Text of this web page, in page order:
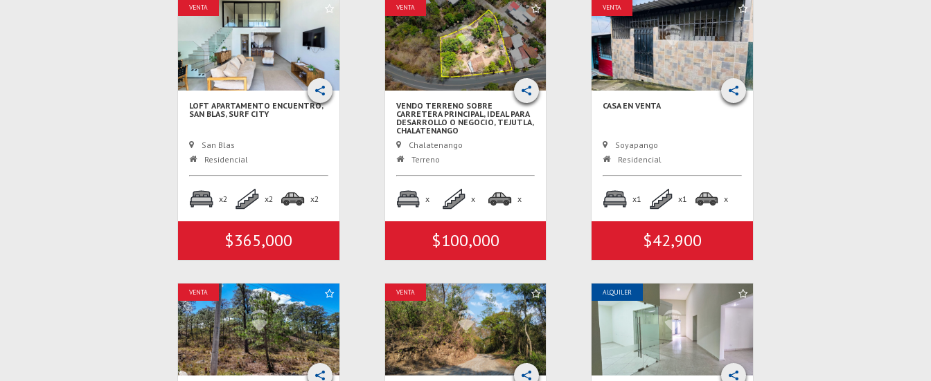
VENTA
LOFT APARTAMENTO ENCUENTRO,
SAN BLAS, SURF CITY
San Blas
Residencial
x2 x2 x2
$365,000
VENTA
VENDO TERRENO SOBRE
CARRETERA PRINCIPAL, IDEAL PARA
DESARROLLO O NEGOCIO, TEJUTLA,
CHALATENANGO
Chalatenango
Terreno
x x x
$100,000
VENTA
CASA EN VENTA
Soyapango
Residencial
x1 x1 x
$42,900
VENTA VENTA ALQUILER